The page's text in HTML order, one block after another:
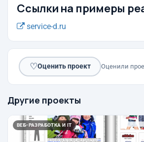
Ссылки на примеры
service-d.ru
♡Оценить проект Оценили
Другие проекты
ВЕБ-РАЗРАБОТКА И IT